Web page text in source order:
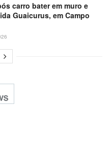
carro bater em muro e
Guaicurus, em Campo